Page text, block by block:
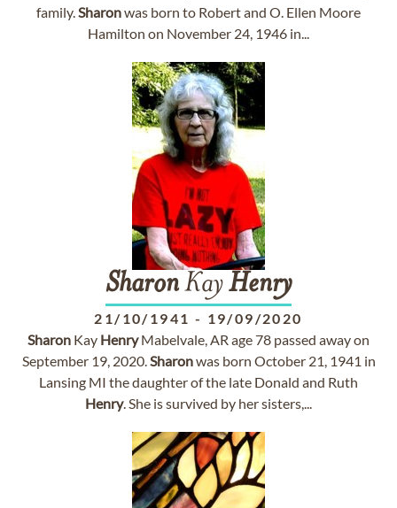
family.Sharonwas born to Robert and O. Ellen Moore
Hamilton on November 24, 1946 in...
SharonKayHenry
21/10/1941 - 19/09/2020
Sharon Kay HenryMabelvale, AR age 78 passed away on
September 19, 2020.Sharonwas born October 21, 1941 in
Lansing MI the daughter of the late Donald and Ruth
Henry. She is survived by her sisters,...